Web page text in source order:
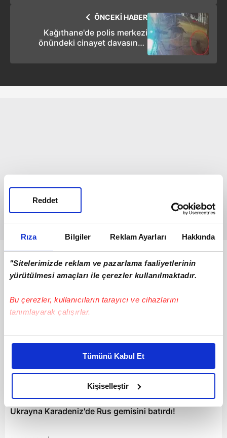
Rıza Bilgiler Reklam Ayarları Hakkında
"Sitelerimizde reklam ve pazarlama faaliyetlerinin
yürütülmesi amaçları ile çerezler kullanılmaktadır.
Bu çerezler, kullanıcıların tarayıcı ve cihazlarını
tanımlayarak çalışırlar.
Bu çerezlere izin vermeniz halinde sizlere özel
daha iyi reklam deneyimi yaşatabiliriz. Bunu yaparken
amacımızın size daha iyi bir reklam deneyimi sunmak
olduğunu ve sizlere en iyi içerikleri sunabilmek adına
elimizden gelen çabayı gösterdiğimizi ve bu noktada,
reklamların maliyetlerimizi karşılamak noktasında tek gelir
Tümünü Kabul Et
Kişiselleştir
Reddet
ÖNCEKİ HABER
Kağıthane'de polis merkezi
önündeki cinayet davasında
Anucur'a müebbet hapis cezası
Bunlar da Var
Ukrayna Karadeniz'de Rus gemisini batırdı!